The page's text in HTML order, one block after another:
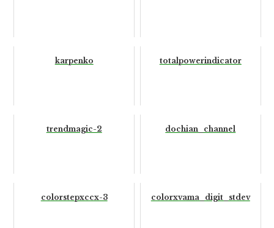
karpenko totalpowerindicator
trendmagic-2 dochian_channel
colorstepxccx-3 colorxvama_digit_stdev